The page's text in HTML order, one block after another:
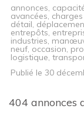
annonces,
avancées,
détail,
entrepôts,
industries,
neuf, occasion,
logistique,
Publié le 30
404 annonces